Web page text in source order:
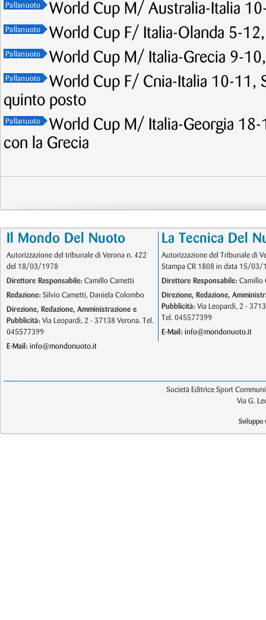
Pallanuoto World Cup M/ Australia-Italia
Pallanuoto World Cup F/ Italia-Olanda 5-
Pallanuoto World Cup M/ Italia-Grecia 9-
Pallanuoto
World Cup F/ Cnia-Italia 10-11,
quinto posto
Pallanuoto
World Cup M/ Italia-Georgia
con la Grecia
Il Mondo Del Nuoto
Autorizzazione del tribunale di Verona n. 422
del 18/03/1978
Direttore Responsabile: Camillo Cametti
Redazione: Silvio Cametti, Daniela Colombo
Direzione, Redazione, Amministrazione e
Pubblicità: Via Leopardi, 2 - 37138 Verona. Tel.
045577399
E-Mail: info@mondonuoto.it
La Tecnica Del
Autorizzazione del Tribunale di
Stampa CR 1808 in data 15/03/
Direttore Responsabile: Camillo
Direzione, Redazione,
Pubblicità: Via Leopardi, 2 -
Tel. 045577399
E-Mail: info@mondonuoto.it
Società Editrice Sport
Via G.
Sviluppo